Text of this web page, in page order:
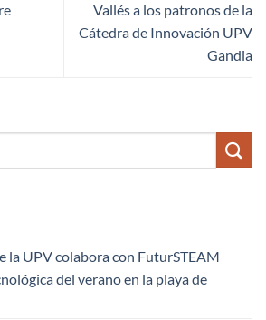
Vallés a los patronos de la
Cátedra de Innovación UPV
Gandia
la UPV colabora con FuturSTEAM
del verano en la playa de